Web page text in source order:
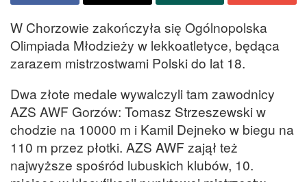
W Chorzowie zakończyła się Ogólnopolska
Olimpiada Młodzieży w lekkoatletyce, będąca
zarazem mistrzostwami Polski do lat 18.
Dwa złote medale wywalczyli tam zawodnicy
AZS AWF Gorzów: Tomasz Strzeszewski w
chodzie na 10000 m i Kamil Dejneko w biegu na
110 m przez płotki. AZS AWF zajął też
najwyższe spośród lubuskich klubów, 10.